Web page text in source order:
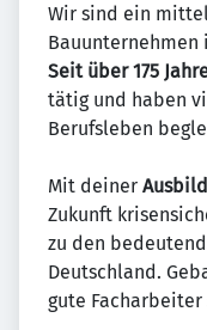
Wir sind ein
Seit über 175
tätig und haben
Berufsleben
Mit deiner
Zukunft
zu den
Deutschland.
gute